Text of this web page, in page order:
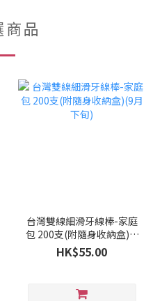
品
台灣雙線細滑牙線棒-家庭
包 200支(附隨身收納盒)(9
月下旬)
HK$55.00